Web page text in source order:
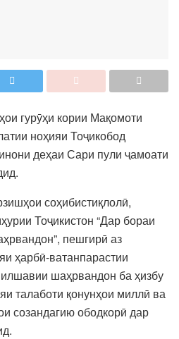
гурӯҳи кории Мақомоти
ноҳияи Тоҷикобод
деҳаи Сари пули ҷамоати
соҳибистиқлолӣ,
Тоҷикистон “Дар бораи
пешгирӣ аз
ҳарбӣ-ватанпарастии
шаҳрвандон ба ҳизбу
талаботи қонунҳои миллӣ ва
созандагию ободкорӣ дар